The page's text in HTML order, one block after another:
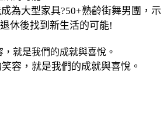
為大型家具?50+熟齡街舞男團，示
休後找到新生活的可能!
容，就是我們的成就與喜悅。